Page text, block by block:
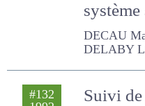
plante
DECAU
DELABY